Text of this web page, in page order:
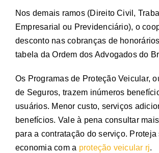
Nos demais ramos (Direito Civil,
Empresarial ou Previdenciário), o
desconto nas cobranças de
tabela da Ordem dos Advogados do
Os Programas de Proteção Veicular,
de Seguros, trazem inúmeros
usuários. Menor custo, serviços
benefícios. Vale à pena consultar
para a contratação do serviço. Proteja
economia com a proteção veicular rj.